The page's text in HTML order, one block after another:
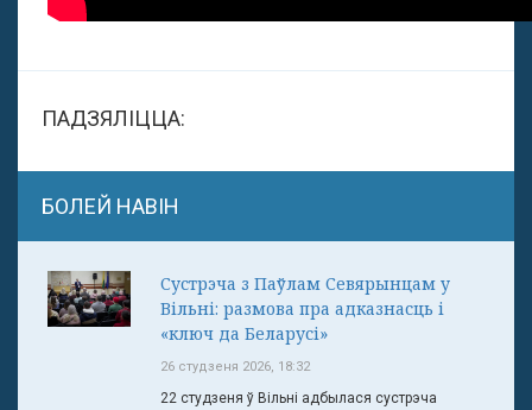
ПАДЗЯЛІЦЦА:
БОЛЕЙ НАВІН
Сустрэча з Паўлам Севярынцам у
Вільні: размова пра адказнасць і
«ключ да Беларусі»
26 студзеня 2026, 18:32
22 студзеня ў Вільні адбылася сустрэча